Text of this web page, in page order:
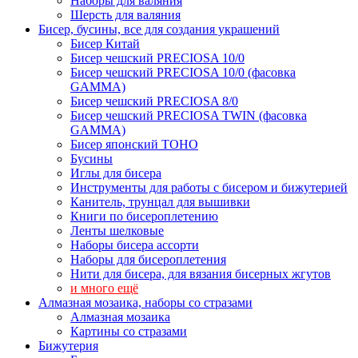
Шерсть для валяния
Бисер, бусины, все для создания украшений
Бисер Китай
Бисер чешский PRECIOSA 10/0
Бисер чешский PRECIOSA 10/0 (фасовка
GAMMA)
Бисер чешский PRECIOSA 8/0
Бисер чешский PRECIOSA TWIN (фасовка
GAMMA)
Бисер японский TOHO
Бусины
Иглы для бисера
Инструменты для работы с бисером и бижутерией
Канитель, трунцал для вышивки
Книги по бисероплетению
Ленты шелковые
Наборы бисера ассорти
Наборы для бисероплетения
Нити для бисера, для вязания бисерных жгутов
и много ещё
Алмазная мозаика, наборы со стразами
Алмазная мозаика
Картины co стразами
Бижутерия